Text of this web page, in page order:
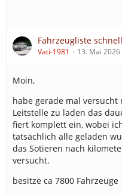
Fahrzeugliste
Vati-1981 13. Mai
Moin,
habe gerade mal
Leitstelle zu laden das
fiert komplett ein, wobei
tatsächlich alle geladen
das Sotieren nach
versucht.
besitze ca 7800 Fahrzeuge